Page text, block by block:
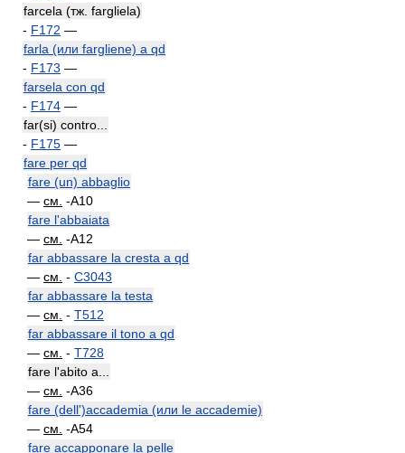
farcela (тж. fargliela)
- F172 —
farla (или fargliene) a qd
- F173 —
farsela con qd
- F174 —
far(si) contro...
- F175 —
fare per qd
fare (un) abbaglio
— см. -A10
fare l'abbaiata
— см. -A12
far abbassare la cresta a qd
— см. - C3043
far abbassare la testa
— см. - T512
far abbassare il tono a qd
— см. - T728
fare l'abito a...
— см. -A36
fare (dell')accademia (или le accademie)
— см. -A54
fare accapponare la pelle